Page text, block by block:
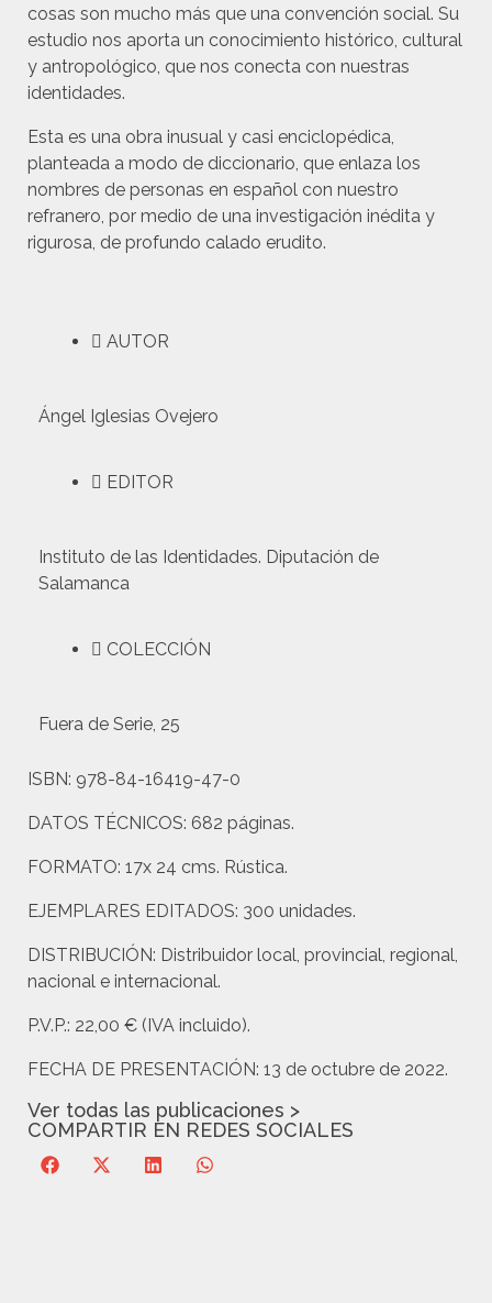
cosas son mucho más que una convención social. Su
estudio nos aporta un conocimiento histórico, cultural
y antropológico, que nos conecta con nuestras
identidades.
Esta es una obra inusual y casi enciclopédica,
planteada a modo de diccionario, que enlaza los
nombres de personas en español con nuestro
refranero, por medio de una investigación inédita y
rigurosa, de profundo calado erudito.
AUTOR
Ángel Iglesias Ovejero
EDITOR
Instituto de las Identidades. Diputación de
Salamanca
COLECCIÓN
Fuera de Serie, 25
ISBN: 978-84-16419-47-0
DATOS TÉCNICOS: 682 páginas.
FORMATO: 17x 24 cms. Rústica.
EJEMPLARES EDITADOS: 300 unidades.
DISTRIBUCIÓN: Distribuidor local, provincial, regional,
nacional e internacional.
P.V.P.: 22,00 € (IVA incluido).
FECHA DE PRESENTACIÓN: 13 de octubre de 2022.
Ver todas las publicaciones >
COMPARTIR EN REDES SOCIALES